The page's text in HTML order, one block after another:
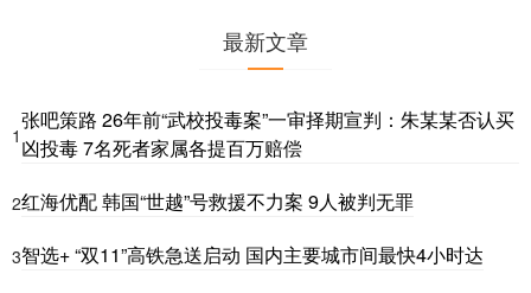
最新文章
1
张吧策路 26年前“武校投毒案”一审择期宣判：朱某某否认买
凶投毒 7名死者家属各提百万赔偿
2红海优配 韩国“世越”号救援不力案 9人被判无罪
3智选+ “双11”高铁急送启动 国内主要城市间最快4小时达